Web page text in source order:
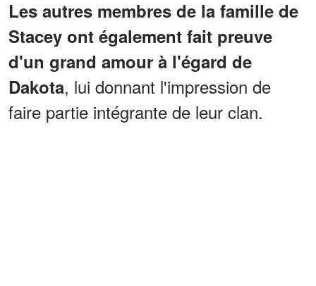
Les autres membres de la famille de
Stacey ont également fait preuve
d'un grand amour à l'égard de
Dakota, lui donnant l'impression de
faire partie intégrante de leur clan.